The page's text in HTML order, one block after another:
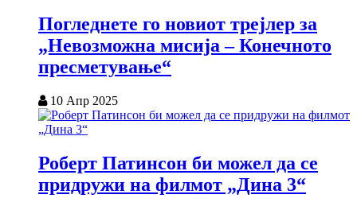
Погледнете го новиот трејлер за
„Невозможна мисија – Конечното
пресметување“
10 Апр 2025
Роберт Патинсон би можел да се
придружи на филмот „Дина 3“